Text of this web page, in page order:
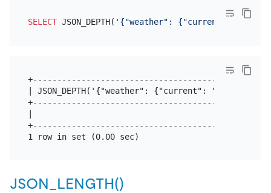
SELECT JSON_DEPTH( '{"weather": {"current":
+-------------------------------------------------
| JSON_DEPTH('{"weather": {"current": "sunny"}}')
+-------------------------------------------------
|                                               3
+-------------------------------------------------
JSON_LENGTH()